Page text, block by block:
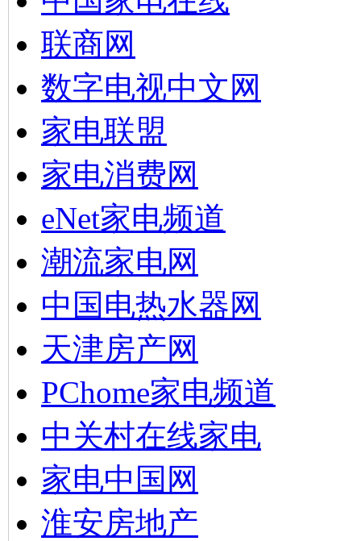
联商网
数字电视中文网
家电联盟
家电消费网
eNet家电频道
潮流家电网
中国电热水器网
天津房产网
PChome家电频道
中关村在线家电
家电中国网
淮安房地产